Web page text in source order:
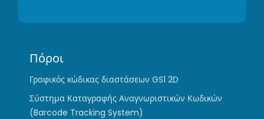
Πόροι
Γραφικός κώδικας διαστάσεων GS1 2D
Σύστημα Καταγραφής Αναγνωριστικών Κωδικών
(Barcode Tracking System)